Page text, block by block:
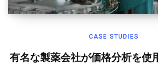
CASE STUDIES
有名な製薬会社が価格分析を使